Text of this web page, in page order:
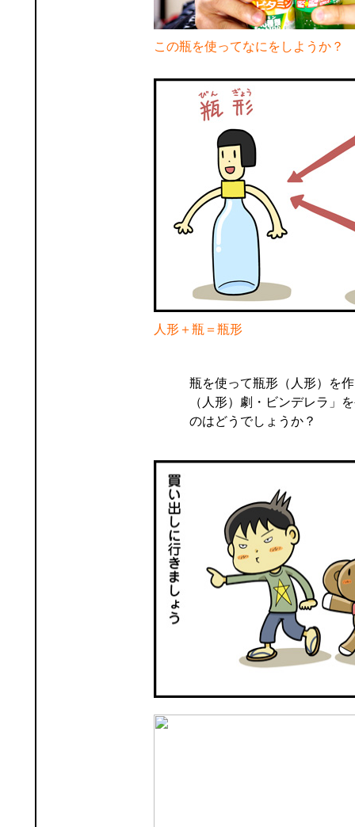
この瓶を使ってなにをしようか？
人形＋瓶＝瓶形
瓶を使って瓶形（人形）を
（人形）劇・ビンデレラ」
のはどうでしょうか？